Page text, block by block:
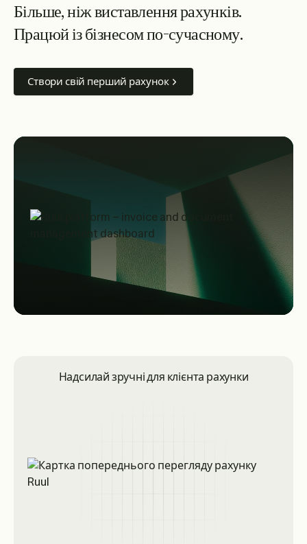
Більше,ніжвиставленнярахунків.
Працюйізбізнесомпо-сучасному.
Створи свій перший рахунок
Надсилай зручні для клієнта рахунки